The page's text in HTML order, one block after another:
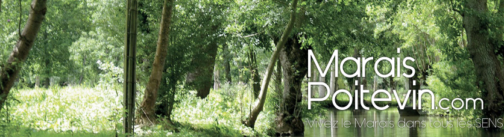
Marais
Poitevin.com
Vivez le Marais dans tous les SENS